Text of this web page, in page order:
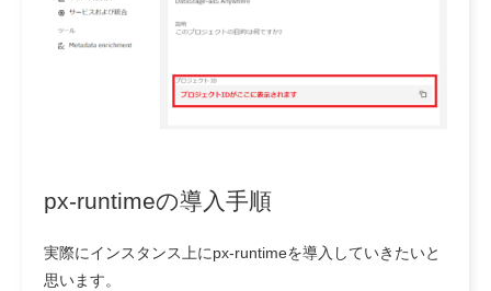
px-runtimeの導入手順
実際にインスタンス上にpx-runtimeを導入していきたいと
思います。